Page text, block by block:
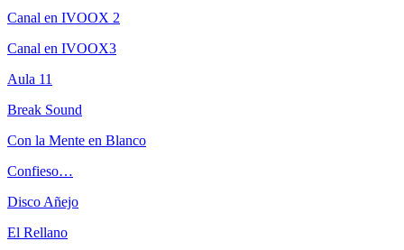
Canal en IVOOX 2
Canal en IVOOX3
Aula 11
Break Sound
Con la Mente en Blanco
Confieso…
Disco Añejo
El Rellano